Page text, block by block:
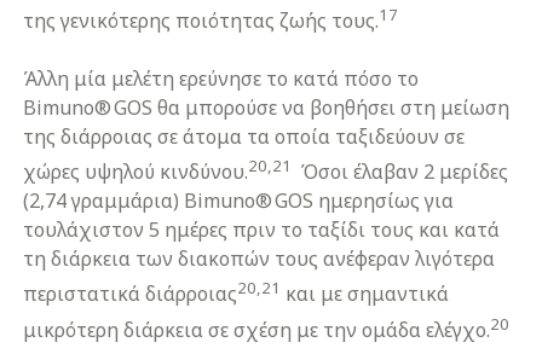
της γενικότερης ποιότητας ζωής τους.17
Άλλη μία μελέτη ερεύνησε το κατά πόσο το
Bimuno® GOS θα μπορούσε να βοηθήσει στη μείωση
της διάρροιας σε άτομα τα οποία ταξιδεύουν σε
χώρες υψηλού κινδύνου.20,21
Όσοι έλαβαν 2 μερίδες
(2,74 γραμμάρια) Bimuno® GOS ημερησίως για
τουλάχιστον 5 ημέρες πριν το ταξίδι τους και κατά
τη διάρκεια των διακοπών τους ανέφεραν λιγότερα
περιστατικά διάρροιας20,21 και με σημαντικά
μικρότερη διάρκεια σε σχέση με την ομάδα ελέγχο.20